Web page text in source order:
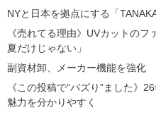
NYと日本を拠点にする「
《売れてる理由》UVカットの
夏だけじゃない」
副資材卸、メーカー機能を強化
《この投稿で“バズり”ました
魅力を分かりやすく